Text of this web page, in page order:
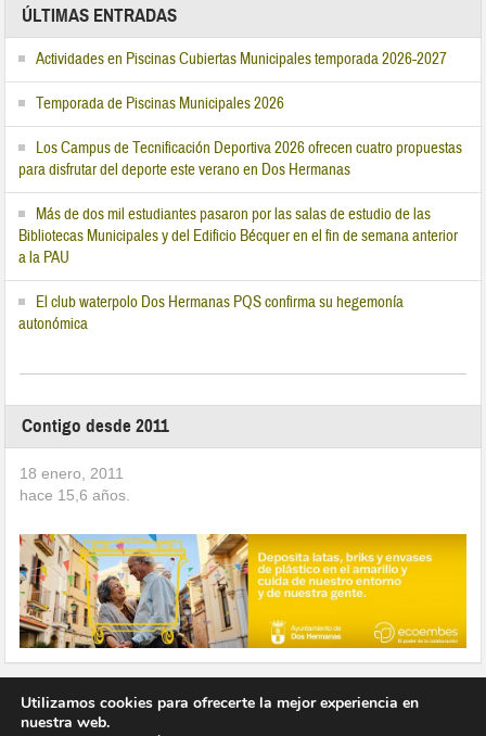
ÚLTIMAS ENTRADAS
Actividades en Piscinas Cubiertas Municipales temporada 2026-2027
Temporada de Piscinas Municipales 2026
Los Campus de Tecnificación Deportiva 2026 ofrecen cuatro propuestas
para disfrutar del deporte este verano en Dos Hermanas
Más de dos mil estudiantes pasaron por las salas de estudio de las
Bibliotecas Municipales y del Edificio Bécquer en el fin de semana anterior
a la PAU
El club waterpolo Dos Hermanas PQS confirma su hegemonía
autonómica
Contigo desde 2011
18 enero, 2011
hace 15,6 años.
Utilizamos cookies para ofrecerte la mejor experiencia en
nuestra web.